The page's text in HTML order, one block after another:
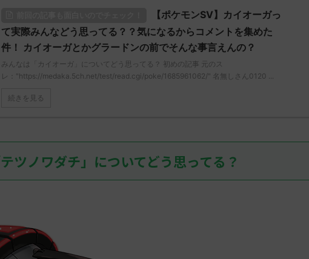
ジ
ただ
さ
無し
君に決めた！ (ﾜｯﾁｮｲW d56d-
NwUu) 2023/06/28(水)
01:07:00.69ID:oUI00NrJ0 エクス
レッグヘルムかっこいいから助か
る 名無しさん0971 0971 名無しさ
NwUu) 2023/06/28(水 ...
/read.cgi/poke/1687575951/" 反
応される人さん0623 0623 名無し
さん、君に決めた！ (ｱｳｱｳｳｰ
Sa69-sI2x) 2023/06/27(火)
08:19:23.39ID:KfVqw9Gna 胞子を
覚え忘れたガッサさんあくびを覚
【ポケモンSV】カイオーガっ
て実際みんなどう思ってる？？気になるからコメントを集めた
件！ カイオーガとかグラードンの前でそんな事言えんの？
みんなは「カイオーガ」についてどう思ってる？ 初めの記事 元のス
レ："https://medaka.5ch.net/test/read.cgi/poke/1685961062/" 名無しさん0120 ...
続きを見る
ツノワダチ」についてどう思ってる？